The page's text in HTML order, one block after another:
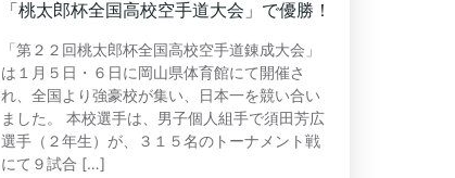
「桃太郎杯全国高校空手道大会」で優勝！
「第２２回桃太郎杯全国高校空手道錬成大会」
は１月５日・６日に岡山県体育館にて開催さ
れ、全国より強豪校が集い、日本一を競い合い
ました。 本校選手は、男子個人組手で須田芳広
選手（２年生）が、３１５名のトーナメント戦
にて９試合 […]